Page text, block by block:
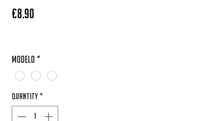
€8.90
Modelo *
Quantity *